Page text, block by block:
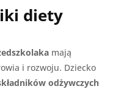
diety
mają
i rozwoju. Dziecko
odżywczych